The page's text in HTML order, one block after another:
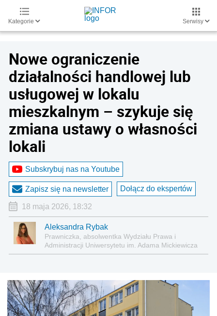
Kategorie Serwisy
Nowe ograniczenie
działalności handlowej lub
usługowej w lokalu
mieszkalnym – szykuje się
zmiana ustawy o własności
lokali
Subskrybuj nas na Youtube
Zapisz się na newsletter Dołącz do ekspertów
18 maja 2026, 18:32
Aleksandra Rybak
Prawniczka, absolwentka Wydziału Prawa i
Administracji Uniwersytetu im. Adama Mickiewicza
w Poznaniu